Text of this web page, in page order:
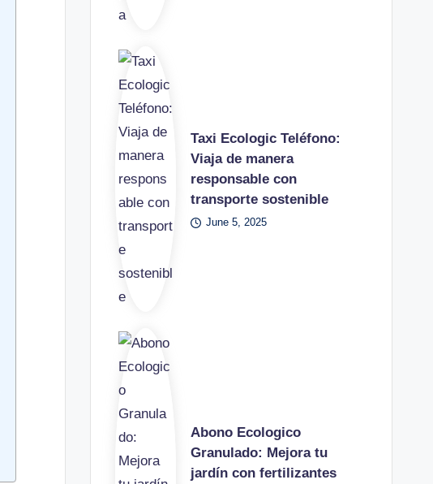
Taxi Ecologic Teléfono:
Viaja de manera
responsable con
transporte sostenible
June 5, 2025
Abono Ecologico
Granulado: Mejora tu
jardín con fertilizantes